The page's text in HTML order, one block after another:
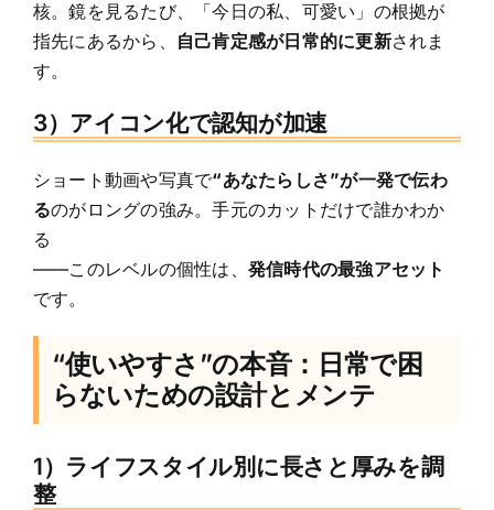
核。鏡を見るたび、「今日の私、可愛い」の根拠が
指先にあるから、
自己肯定感が日常的に更新されま
す。
3）アイコン化で認知が加速
ショート動画や写真で“あなたらしさ”が一発で伝わ
るのがロングの強み。手元のカットだけで誰かわか
る
——このレベルの個性は、 発信時代の最強アセット
です。
“使いやすさ”の本音：日常で困
らないための設計とメンテ
1）ライフスタイル別に長さと厚みを調
整